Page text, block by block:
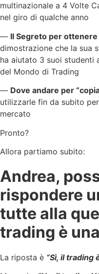
multinazionale a 4 Volte
nel giro di qualche anno
— Il Segreto per
dimostrazione che la sua
ha aiutato 3 suoi studenti
del Mondo di Trading
— Dove andare per
utilizzarle fin da subito
mercato
Pronto?
Allora partiamo subito:
Andrea,
rispondere
tutte alla
trading è
La riposta è “Sì, il trading